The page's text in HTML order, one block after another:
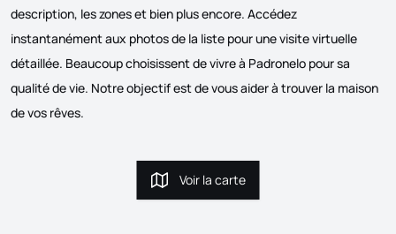
description, les zones et bien plus encore. Accédez
instantanément aux photos de la liste pour une visite virtuelle
détaillée. Beaucoup choisissent de vivre à Padronelo pour sa
qualité de vie. Notre objectif est de vous aider à trouver la maison
de vos rêves.
Voir la carte
Voir la carte